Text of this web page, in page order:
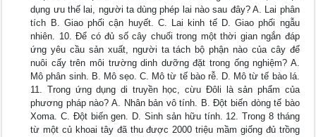
dụng ưu thế lai, người ta dùng phép lai nào sau đây? A. Lai phân
tích B. Giao phối cận huyết. C. Lai kinh tế D. Giao phối ngẫu
nhiên. 10. Để có đủ số cây chuối trong một thời gian ngắn đáp
ứng yêu cầu sản xuất, người ta tách bộ phận nào của cây để
nuôi cấy trên môi trường dinh dưỡng đặt trong ống nghiệm? A.
Mô phân sinh. B. Mô sẹo. C. Mô từ tế bào rễ. D. Mô từ tế bào lá.
11. Trong ứng dụng di truyền học, cừu Đôli là sản phẩm của
phương pháp nào? A. Nhân bản vô tính. B. Đột biến dòng tế bào
Xoma. C. Đột biến gen. D. Sinh sản hữu tính. 12. Trong 8 tháng
từ một củ khoai tây đã thu được 2000 triệu mầm giống đủ trồng